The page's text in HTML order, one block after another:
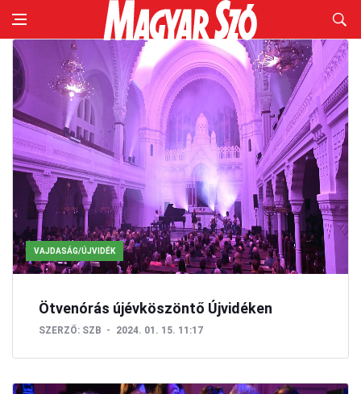
VAJDASÁG/ÚJVIDÉK
Ötvenórás újévköszöntő Újvidéken
SZERZŐ: SZB 2024. 01. 15. 11:17